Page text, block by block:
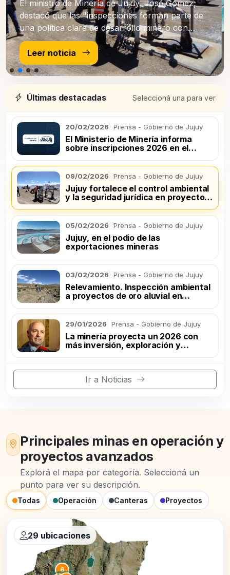
El ministro de Minería de Jujuy, José Gómez,
destacó que las "inspecciones forman parte de
una política clara de desarrollo minero con
control ambiental efectivo".
Leer noticia
Últimas destacadas Seleccioná una para ver
20/02/2026 Prensa - Gobierno de Jujuy
El Ministerio de Minería informa
sobre inscripciones 2026 en el
09/02/2026 Prensa - Gobierno de Jujuy
Jujuy fortalece el control ambiental
y la seguridad jurídica en proyectos
05/02/2026 Prensa - Gobierno de Jujuy
Jujuy, en el podio de las
exportaciones mineras
03/02/2026 Prensa - Gobierno de Jujuy
Relevamiento. Inspección ambiental
a proyectos de oro aluvial en
29/01/2026 Prensa - Gobierno de Jujuy
La minería proyecta un 2026 con
más inversión, exploración y
Ir a Noticias
Principales minas en operación y
proyectos avanzados
Explorá el mapa por categoría. Seleccioná un
punto para ver su descripción.
Todas Operación Canteras Proyectos
6
29 ubicaciones